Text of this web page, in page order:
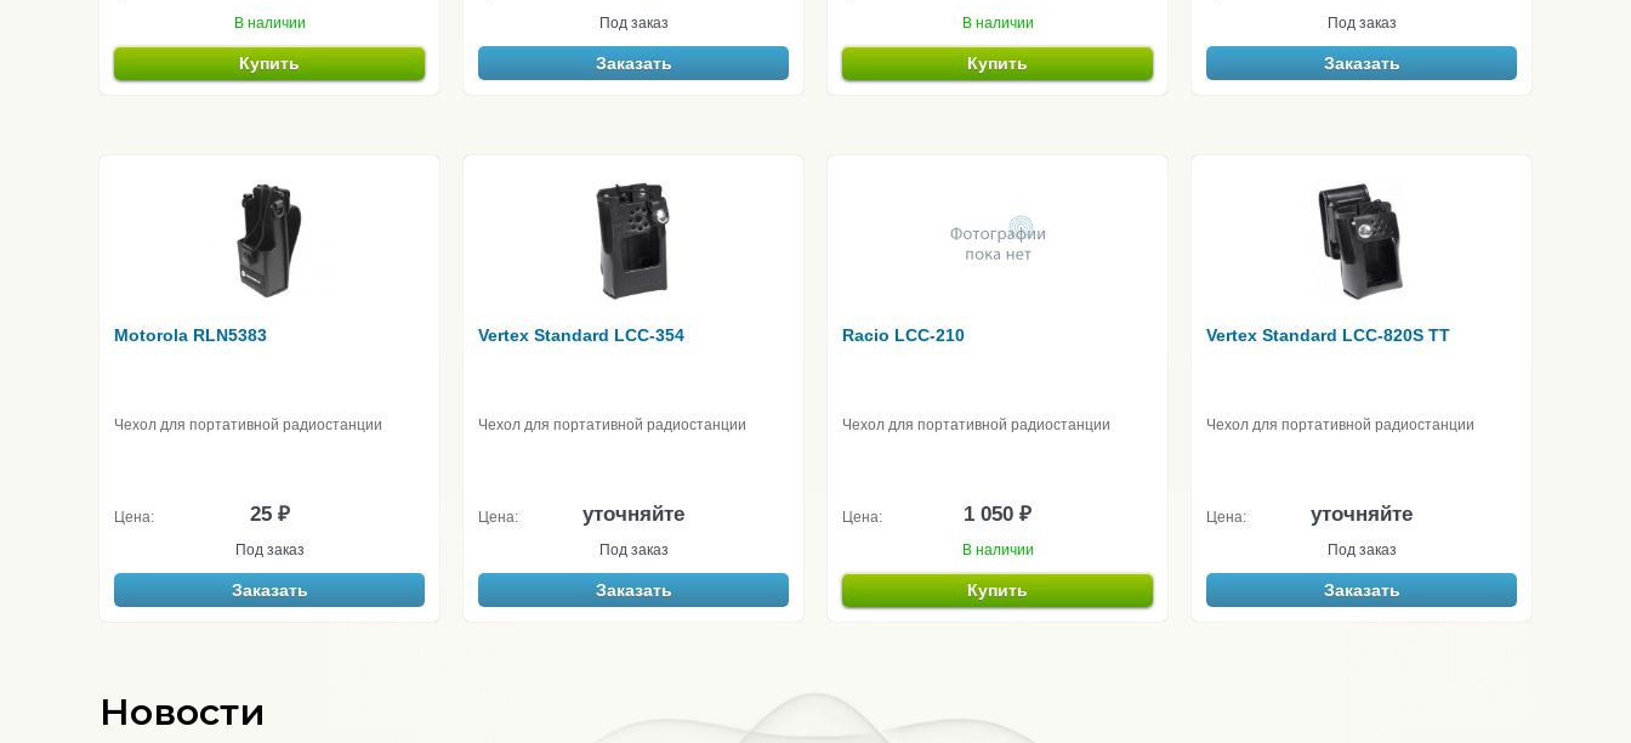
В наличии
Купить
Под заказ
Заказать
В наличии
Купить
Под заказ
Заказать
Motorola RLN5383
Чехол для портативной радиостанции
Цена: 25 ₽
Под заказ
Заказать
Vertex Standard LCC-354
Чехол для портативной радиостанции
Цена: уточняйте
Под заказ
Заказать
Racio LCC-210
Чехол для портативной радиостанции
Цена: 1 050 ₽
В наличии
Купить
Vertex Standard LCC-820S TT
Чехол для портативной радиостанции
Цена: уточняйте
Под заказ
Заказать
Новости